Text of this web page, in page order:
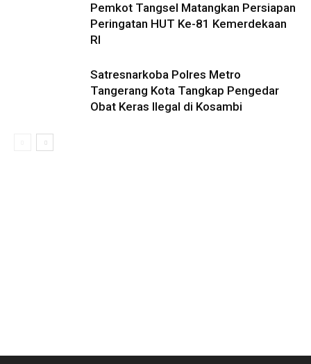
Pemkot Tangsel Matangkan Persiapan
Peringatan HUT Ke-81 Kemerdekaan
RI
Satresnarkoba Polres Metro
Tangerang Kota Tangkap Pengedar
Obat Keras Ilegal di Kosambi